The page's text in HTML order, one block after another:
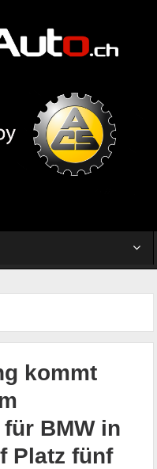
kommt
BMW in
Platz fünf